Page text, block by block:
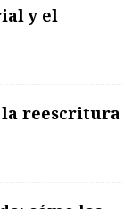
y el
la reescritura